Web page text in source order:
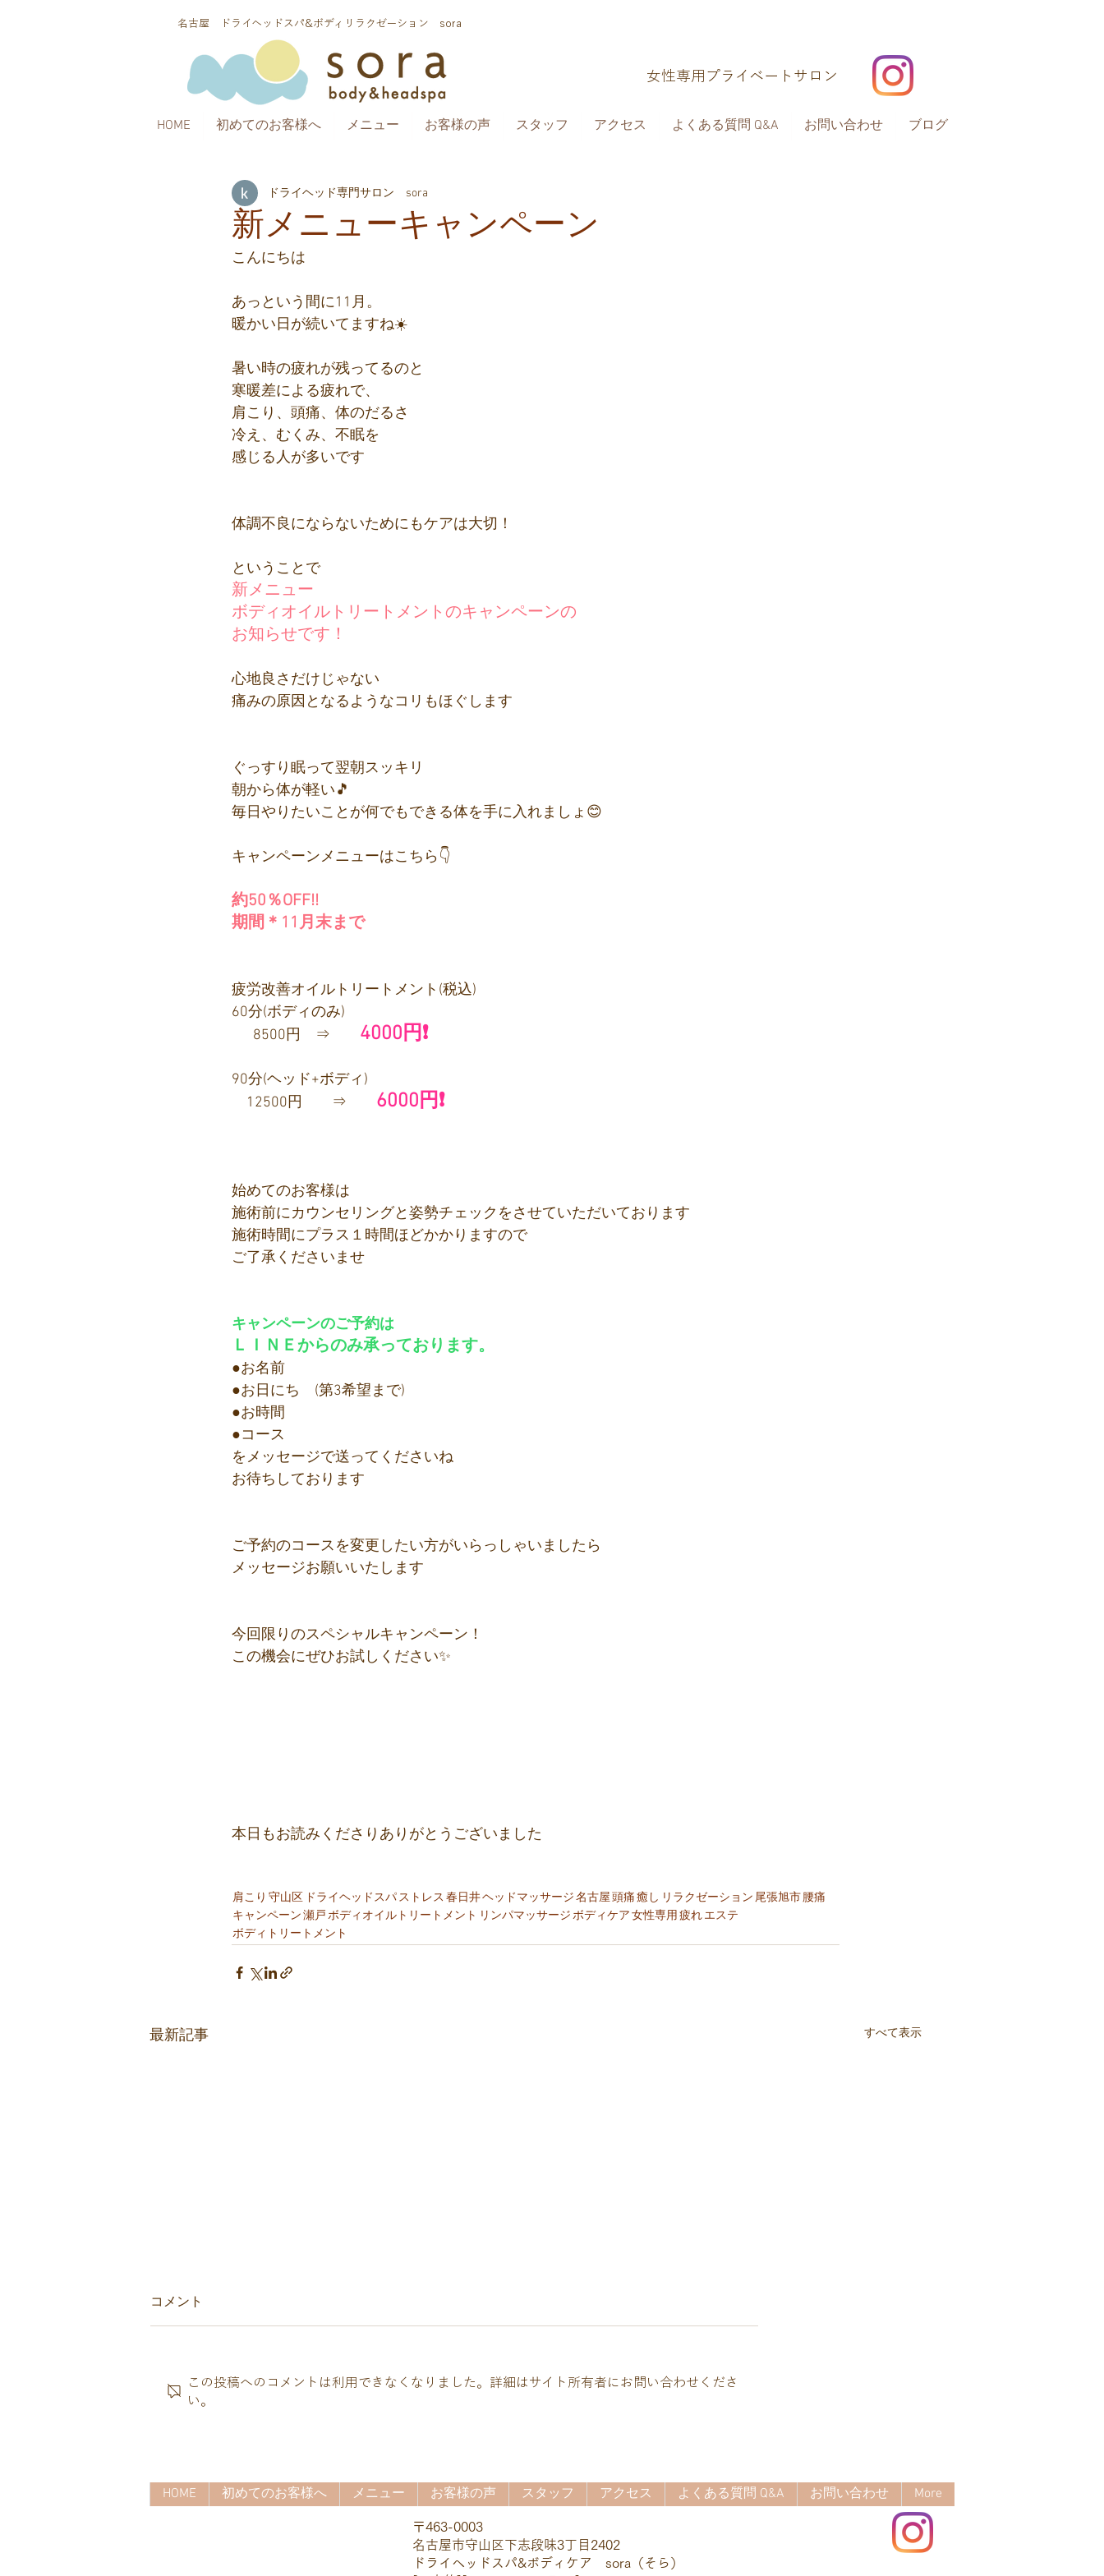
​名古屋 ドライヘッドスパ&ボディリラクゼーション sora
​女性専用プライベートサロン
HOME 初めてのお客様へ メニュー お客様の声 スタッフ アクセス よくある質問 Q&A お問い合わせ ブログ
新メニューキャンペーン
ドライヘッド専門サロン sora
こんにちは
あっという間に11月。
暖かい日が続いてますね☀️
暑い時の疲れが残ってるのと
寒暖差による疲れで、
肩こり、頭痛、体のだるさ
冷え、むくみ、不眠を
感じる人が多いです
体調不良にならないためにもケアは大切！
ということで
新メニュー
ボディオイルトリートメントのキャンペーンの
お知らせです！
心地良さだけじゃない
痛みの原因となるようなコリもほぐします
ぐっすり眠って翌朝スッキリ
朝から体が軽い🎵
毎日やりたいことが何でもできる体を手に入れましょ😊
キャンペーンメニューはこちら👇️
約50％OFF!!
期間＊11月末まで
疲労改善オイルトリートメント(税込)
60分(ボディのみ)
8500円　⇒ 4000円❗
90分(ヘッド+ボディ)
12500円　　⇒ 6000円❗️
始めてのお客様は
施術前にカウンセリングと姿勢チェックをさせていただいております
施術時間にプラス１時間ほどかかりますので
ご了承くださいませ
キャンペーンのご予約は
ＬＩＮＥからのみ承っております。
●お名前
●お日にち　(第3希望まで)
●お時間
●コース
をメッセージで送ってくださいね
お待ちしております
ご予約のコースを変更したい方がいらっしゃいましたら
メッセージお願いいたします
今回限りのスペシャルキャンペーン！
この機会にぜひお試しください✨
本日もお読みくださりありがとうございました
肩こり 守山区 ドライヘッドスパストレス 春日井ヘッドマッサージ名古屋頭痛癒し リラクゼーション尾張旭市腰痛
キャンペーン瀬戸ボディオイルトリートメント リンパマッサージボディケア女性専用疲れエステ
ボディトリートメント
最新記事 すべて表示
コメント
この投稿へのコメントは利用できなくなりました。詳細はサイト所有者にお問い合わせくださ
い。
HOME 初めてのお客様へ メニュー お客様の声 スタッフ アクセス よくある質問 Q&A お問い合わせ More
〒463-0003
名古屋市守山区下志段味3丁目2402
ドライヘッドスパ&ボディケア sora（そら）